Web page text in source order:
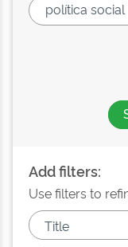
Add filters:
Use filters to